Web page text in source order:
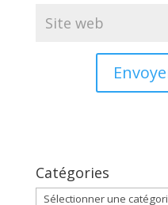
Catégories
Catégories